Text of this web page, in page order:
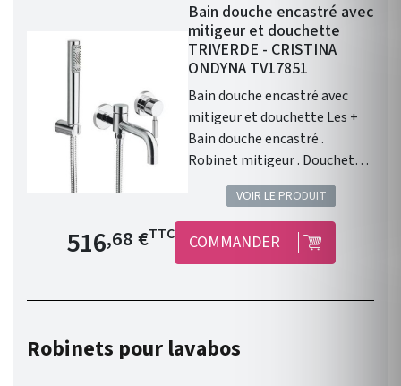
Bain douche encastré avec
mitigeur et douchette
TRIVERDE - CRISTINA
ONDYNA TV17851
Bain douche encastré avec
mitigeur et douchette Les +
Bain douche encastré .
Robinet mitigeur . Douchette .
Flexible de douche 1500 mm .
Cartouche céramique Ø 35
mm . Poignée laiton .
Inverseur automatique .
Aérateur anticalcaire Néoperl
Entraxe 140 mm . Garantie 8
VOIR LE PRODUIT
Prix de base
516,68 €TTC COMMANDER
Robinets pour lavabos